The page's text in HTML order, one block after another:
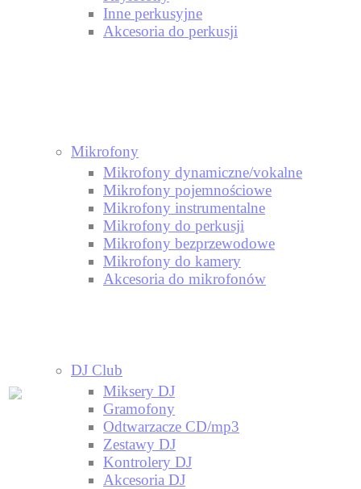
Inne perkusyjne
Akcesoria do perkusji
Mikrofony
Mikrofony dynamiczne/vokalne
Mikrofony pojemnościowe
Mikrofony instrumentalne
Mikrofony do perkusji
Mikrofony bezprzewodowe
Mikrofony do kamery
Akcesoria do mikrofonów
DJ Club
Miksery DJ
Gramofony
Odtwarzacze CD/mp3
Zestawy DJ
Kontrolery DJ
Akcesoria DJ